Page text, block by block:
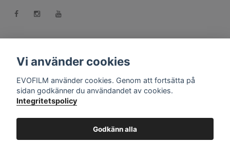
Kontakt:mejla oss. Vill du göra en reklamation använd vår
28 Helsingborg.
© Copyright 2026 EVOFILM Sverige. EVOFILM® EVOGEL®
and EVOBRITE® are registered trademarks. All violations of our
intellectual property rights are prosecuted. All other brands,
logos and trademarks belong to their respective owners. All
Vi använder cookies
EVOFILM använder cookies. Genom att fortsätta på
sidan godkänner du användandet av cookies.
Integritetspolicy
Godkänn alla